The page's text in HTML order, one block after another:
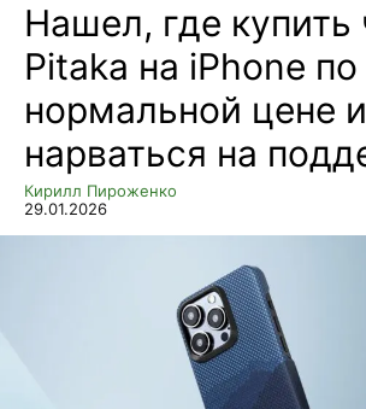
Нашел, где купить
Pitaka на iPhone по
нормальной цене
нарваться на
Кирилл Пироженко
29.01.2026